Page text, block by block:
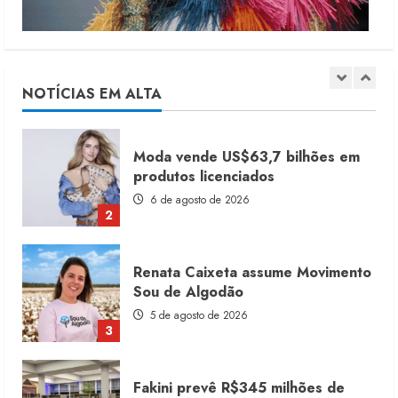
NOTÍCIAS EM ALTA
2
6 de agosto de 2026
3
Renata Caixeta assume Movimento
Sou de Algodão
5 de agosto de 2026
4
Fakini prevê R$345 milhões de
receita em 2026
4 de agosto de 2026
Projeto testa passaporte digital na